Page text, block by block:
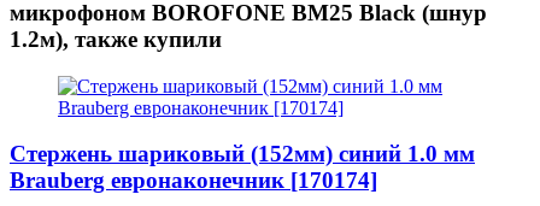
микрофоном BOROFONE BM25 Black (шнур
1.2м), также купили
Стержень шариковый (152мм) синий 1.0 мм
Brauberg евронаконечник [170174]